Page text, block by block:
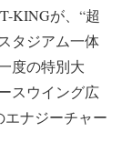
KINGが、“超
タジアム一体
度の特別大
スウイング広
ナジーチャー